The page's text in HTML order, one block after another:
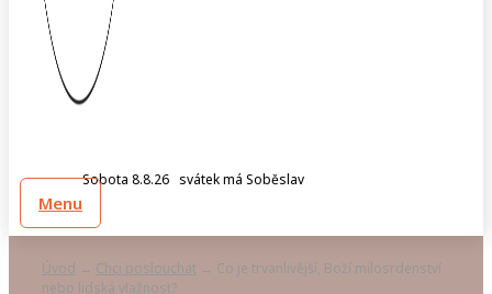
Sobota 8.8.26 svátek má Soběslav
Menu
Úvod → Chci poslouchat → Co je trvanlivější, Boží milosrdenství
nebo lidská vlažnost?